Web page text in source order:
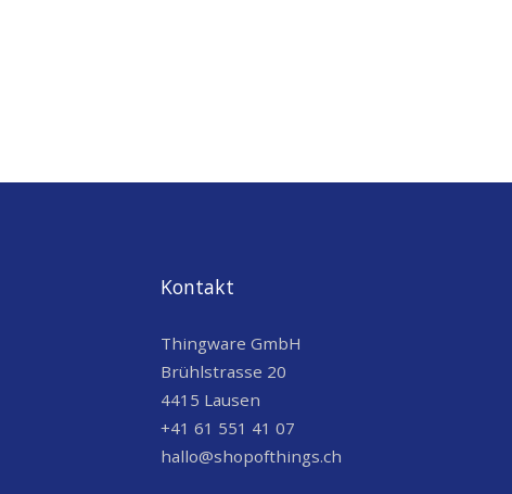
Kontakt
Thingware GmbH
Brühlstrasse 20
4415 Lausen
+41 61 551 41 07
hallo@shopofthings.ch